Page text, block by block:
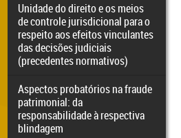
Unidade do direito e os meios
de controle jurisdicional para o
respeito aos efeitos vinculantes
das decisões judiciais
(precedentes normativos)
Aspectos probatórios na fraude
patrimonial: da
responsabilidade à respectiva
blindagem